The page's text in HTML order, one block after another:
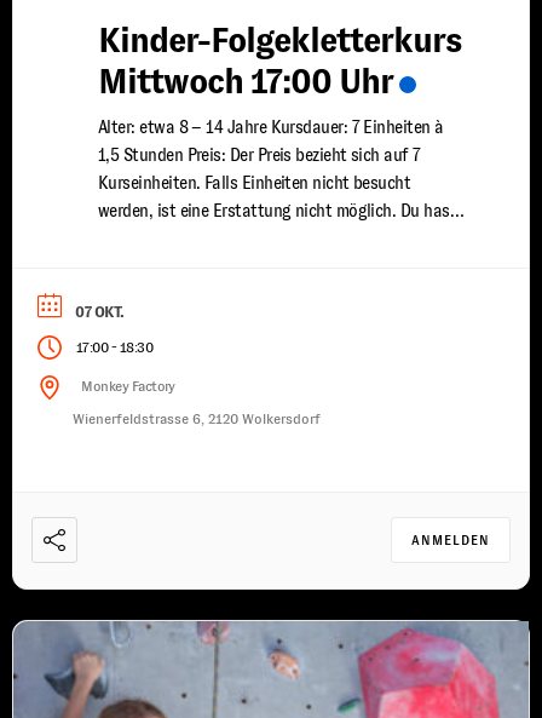
Kinder-Folgekletterkurs
Mittwoch 17:00 Uhr
Alter: etwa 8 – 14 Jahre Kursdauer: 7 Einheiten à
1,5 Stunden Preis: Der Preis bezieht sich auf 7
Kurseinheiten. Falls Einheiten nicht besucht
werden, ist eine Erstattung nicht möglich. Du hast
vertiefen wir dein Wissen und deine Technik, damit
...
07 OKT.
17:00-18:30
Monkey Factory
Wienerfeldstrasse 6, 2120 Wolkersdorf
ANMELDEN